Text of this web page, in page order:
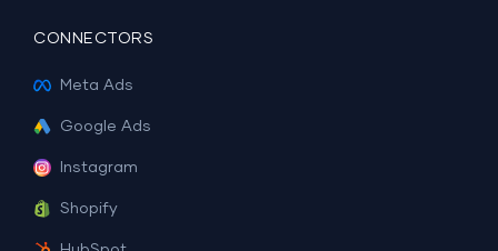
CONNECTORS
Meta Ads
Google Ads
Instagram
Shopify